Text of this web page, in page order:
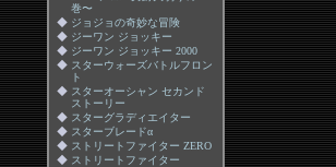
巻〜
◆ ジョジョの奇妙な冒険
◆ ジーワン ジョッキー
◆ ジーワン ジョッキー 2000
◆ スターウォーズバトルフロン
ト
◆ スターオーシャン セカンド
ストーリー
◆ スターグラディエイター
◆ スターブレードα
◆ ストリートファイター ZERO
◆ ストリートファイター